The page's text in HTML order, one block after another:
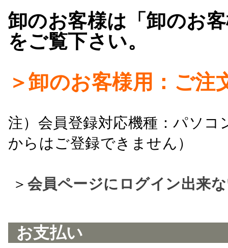
卸のお客様は「卸のお
をご覧下さい。
＞卸のお客様用：ご注
注）会員登録対応機種：パソ
からはご登録できません）
＞ 会員ページにログイン出来
お支払い